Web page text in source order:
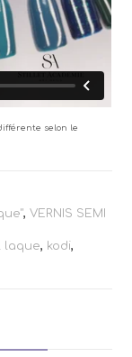
selon le
,VERNIS SEMI
laque, kodi,